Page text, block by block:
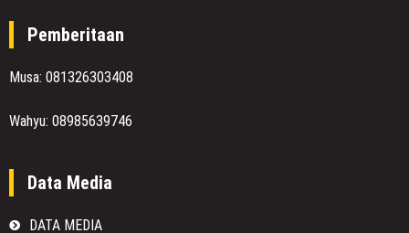
Pemberitaan
Musa: 081326303408
Wahyu: 08985639746
Data Media
DATA MEDIA